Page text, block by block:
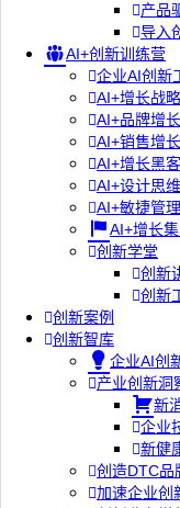
产品
导入
AI+创新训练营
企业AI创新
AI+增长战
AI+品牌增
AI+销售增
AI+增长黑
AI+设计思
AI+敏捷管
AI+增长
创新学堂
创新
创新
创新案例
创新智库
企业AI创
产业创新洞
新
企业
新健
创造DTC品
加速企业创